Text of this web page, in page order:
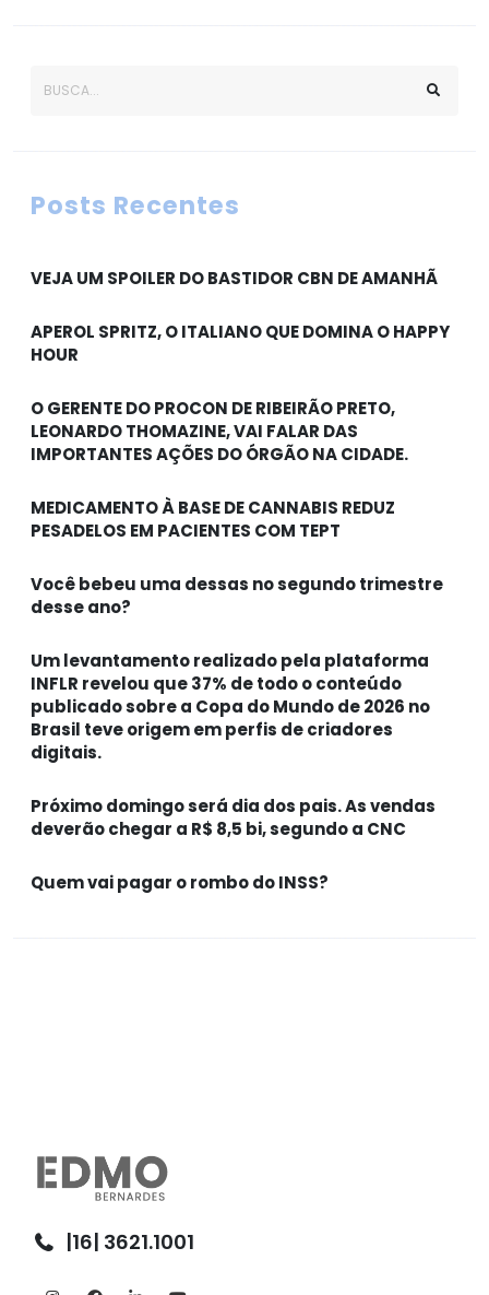
Posts Recentes
VEJA UM SPOILER DO BASTIDOR CBN DE AMANHÃ
APEROL SPRITZ, O ITALIANO QUE DOMINA O HAPPY
HOUR
O GERENTE DO PROCON DE RIBEIRÃO PRETO,
LEONARDO THOMAZINE, VAI FALAR DAS
IMPORTANTES AÇÕES DO ÓRGÃO NA CIDADE.
MEDICAMENTO À BASE DE CANNABIS REDUZ
PESADELOS EM PACIENTES COM TEPT
Você bebeu uma dessas no segundo trimestre
desse ano?
Um levantamento realizado pela plataforma
INFLR revelou que 37% de todo o conteúdo
publicado sobre a Copa do Mundo de 2026 no
Brasil teve origem em perfis de criadores
digitais.
Próximo domingo será dia dos pais. As vendas
deverão chegar a R$ 8,5 bi, segundo a CNC
Quem vai pagar o rombo do INSS?
|16| 3621.1001